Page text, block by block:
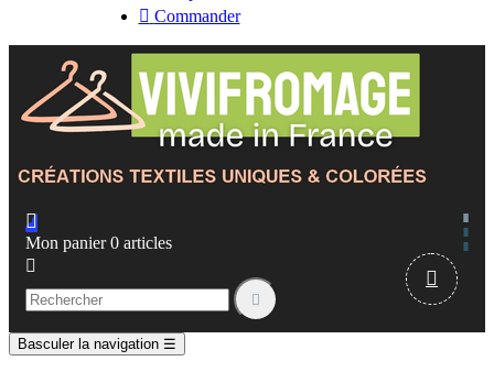
 Commander

Mon panier 0 articles



Basculer la navigation ☰